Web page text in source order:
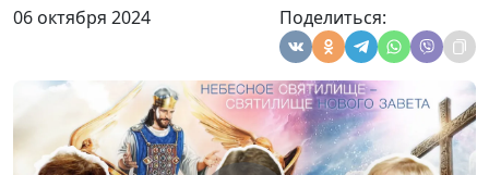
06 октября 2024 Поделиться:
и Елена
Варнавская
Христос — священник по
чину Мелхиседека
Юлия Уткина,
Александр Камнев,
пресвитер церкви
и Елена